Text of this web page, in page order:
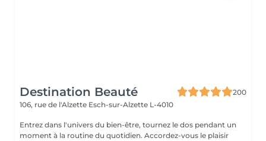
Destination Beauté
200
106, rue de l'Alzette Esch-sur-Alzette L-4010
Entrez dans l'univers du bien-être, tournez le dos pendant un
moment à la routine du quotidien. Accordez-vous le plaisir